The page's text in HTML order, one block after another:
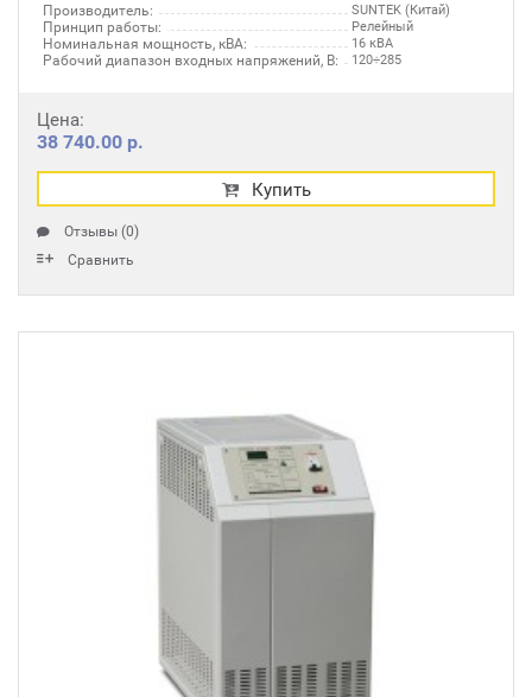
Производитель: SUNTEK (Китай)
Принцип работы: Релейный
Номинальная мощность, кВА: 16 кВА
Рабочий диапазон входных напряжений, В: 120÷285
Цена:
38 740.00 р.
Купить
Отзывы (0)
Сравнить